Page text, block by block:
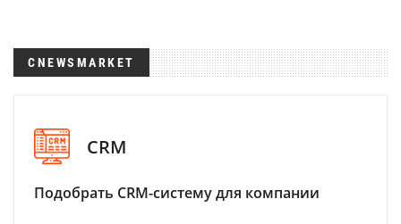
CNEWSMARKET
CRM
Подобрать CRM-систему для компании